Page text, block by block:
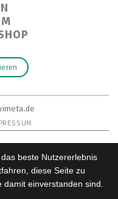
beste Nutzererlebnis
diese Seite zu
einverstanden sind.